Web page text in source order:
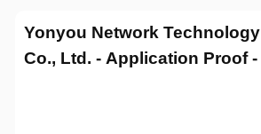
Yonyou Network Technology
Co., Ltd. - Application Proof -